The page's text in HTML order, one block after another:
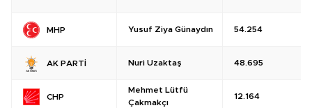
MHP Yusuf Ziya Günaydın 54.254
AK PARTİ Nuri Uzaktaş 48.695
CHP
Mehmet Lütfü
Çakmakçı
12.164